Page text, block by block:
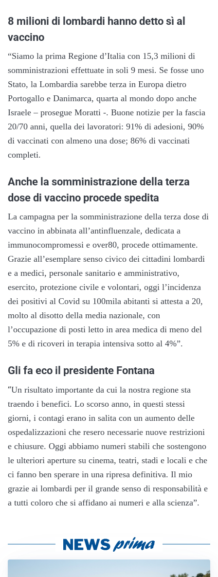
8 milioni di lombardi hanno detto sì al
vaccino
“Siamo la prima Regione d’Italia con 15,3 milioni di
somministrazioni effettuate in soli 9 mesi. Se fosse uno
Stato, la Lombardia sarebbe terza in Europa dietro
Portogallo e Danimarca, quarta al mondo dopo anche
Israele – prosegue Moratti -. Buone notizie per la fascia
20/70 anni, quella dei lavoratori: 91% di adesioni, 90%
di vaccinati con almeno una dose; 86% di vaccinati
completi.
Anche la somministrazione della terza
dose di vaccino procede spedita
La campagna per la somministrazione della terza dose di
vaccino in abbinata all’antinfluenzale, dedicata a
immunocompromessi e over80, procede ottimamente.
Grazie all’esemplare senso civico dei cittadini lombardi
e a medici, personale sanitario e amministrativo,
esercito, protezione civile e volontari, oggi l’incidenza
dei positivi al Covid su 100mila abitanti si attesta a 20,
molto al disotto della media nazionale, con
l’occupazione di posti letto in area medica di meno del
5% e di ricoveri in terapia intensiva sotto al 4%”.
Gli fa eco il presidente Fontana
“Un risultato importante da cui la nostra regione sta
traendo i benefici. Lo scorso anno, in questi stessi
giorni, i contagi erano in salita con un aumento delle
ospedalizzazioni che resero necessarie nuove restrizioni
e chiusure. Oggi abbiamo numeri stabili che sostengono
le ulteriori aperture su cinema, teatri, stadi e locali e che
ci fanno ben sperare in una ripresa definitiva. Il mio
grazie ai lombardi per il grande senso di responsabilità e
a tutti coloro che si affidano ai numeri e alla scienza”.